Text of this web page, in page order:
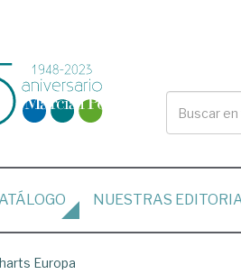
NUESTRAS
Europa